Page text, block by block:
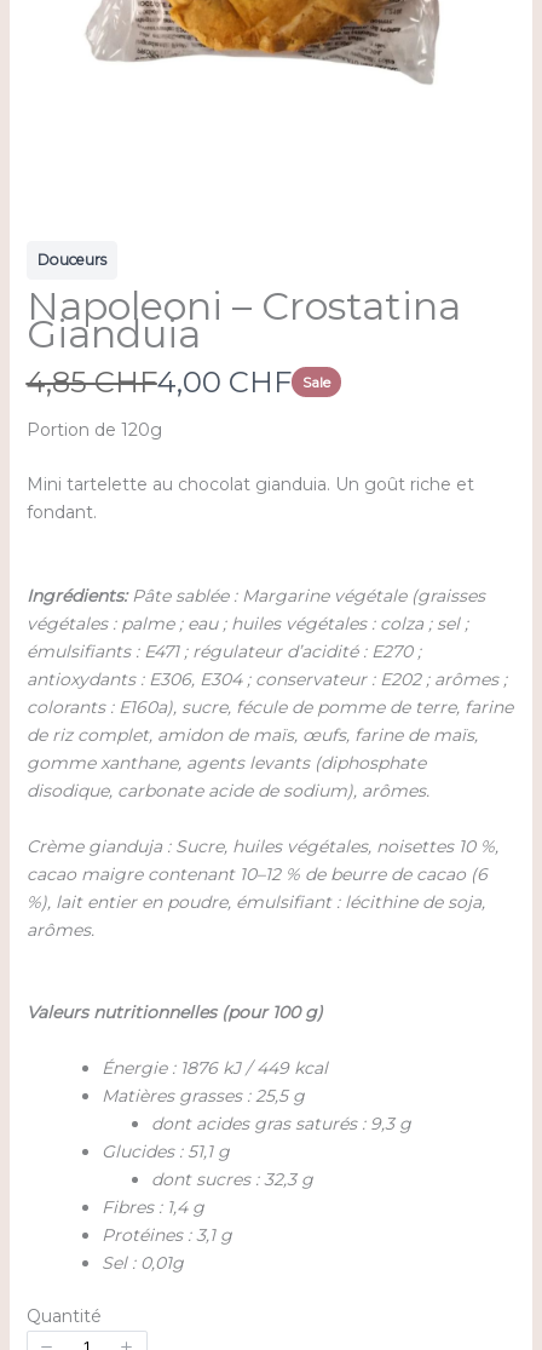
Douceurs
Napoleoni – Crostatina
Gianduia
W
a
4,85 CHFN
o
4,00 CHF Sale
Portion de 120g
Mini tartelette au chocolat gianduia. Un goût riche et
fondant.
Ingrédients:Pâte sablée : Margarine végétale (graisses
végétales : palme ; eau ; huiles végétales : colza ; sel ;
émulsifiants : E471 ; régulateur d’acidité : E270 ;
antioxydants : E306, E304 ; conservateur : E202 ; arômes ;
colorants : E160a), sucre, fécule de pomme de terre, farine
de riz complet, amidon de maïs, œufs, farine de maïs,
gomme xanthane, agents levants (diphosphate
disodique, carbonate acide de sodium), arômes.
Crème gianduja : Sucre, huiles végétales, noisettes 10 %,
cacao maigre contenant 10–12 % de beurre de cacao (6
%), lait entier en poudre, émulsifiant : lécithine de soja,
arômes.
Valeurs nutritionnelles (pour 100 g)
Énergie : 1876 kJ / 449 kcal
Matières grasses : 25,5 g
dont acides gras saturés : 9,3 g
Glucides : 51,1 g
dont sucres : 32,3 g
Fibres : 1,4 g
Protéines : 3,1 g
Sel : 0,01g
Quantité